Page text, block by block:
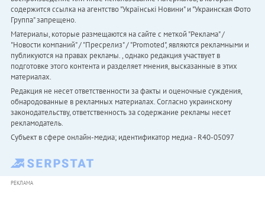
содержится ссылка на агентство "Українськi Новини" и "Украинская Фото
Группа" запрещено.
Материалы, которые размещаются на сайте с меткой "Реклама" /
"Новости компаний" / "Пресрелиз" / "Promoted", являются рекламными и
публикуются на правах рекламы. , однако редакция участвует в
подготовке этого контента и разделяет мнения, высказанные в этих
материалах.
Редакция не несет ответственности за факты и оценочные суждения,
обнародованные в рекламных материалах. Согласно украинскому
законодательству, ответственность за содержание рекламы несет
рекламодатель.
Субъект в сфере онлайн-медиа; идентификатор медиа - R40-05097
РЕКЛАМА